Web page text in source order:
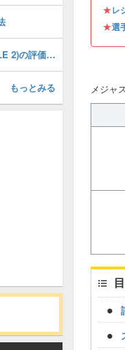
★レ
★選
メジャ
マイクピアッツァ(2026 S1 LE 2)の評価とステータス
もっとみる